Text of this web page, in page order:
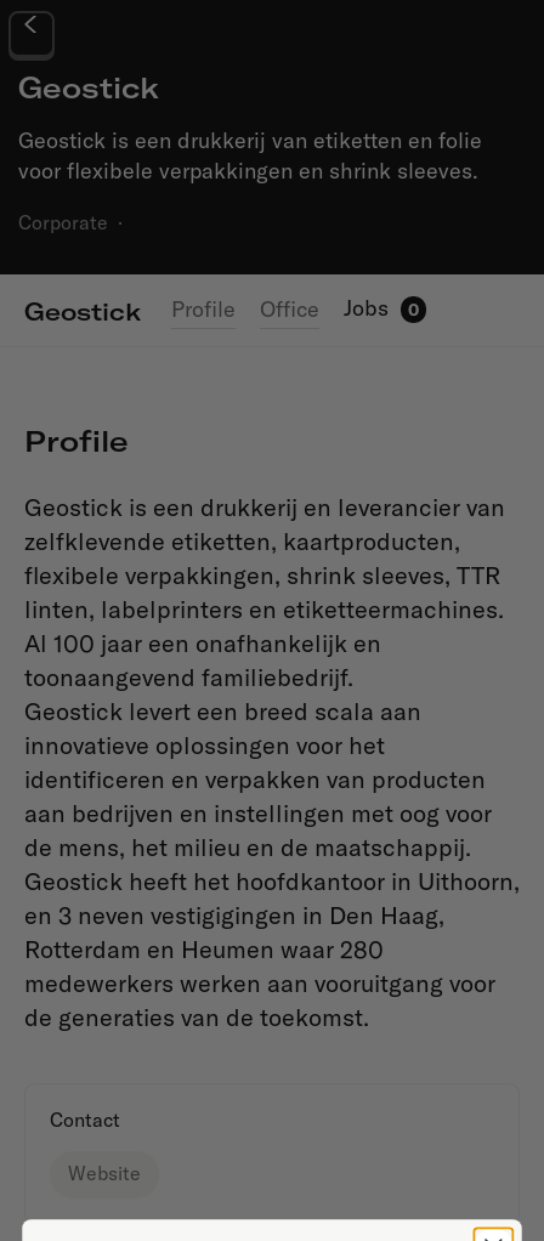
Geostick
Geostick is een drukkerij van etiketten en folie
voor flexibele verpakkingen en shrink sleeves.
Corporate ·
Geostick Profile Office Jobs 0
Profile
Geostick is een drukkerij en leverancier van
zelfklevende etiketten, kaartproducten,
flexibele verpakkingen, shrink sleeves, TTR
linten, labelprinters en etiketteermachines.
Al 100 jaar een onafhankelijk en
toonaangevend familiebedrijf.
Geostick levert een breed scala aan
innovatieve oplossingen voor het
identificeren en verpakken van producten
aan bedrijven en instellingen met oog voor
de mens, het milieu en de maatschappij.
Geostick heeft het hoofdkantoor in Uithoorn,
en 3 neven vestigigingen in Den Haag,
Rotterdam en Heumen waar 280
medewerkers werken aan vooruitgang voor
de generaties van de toekomst.
Contact
Website